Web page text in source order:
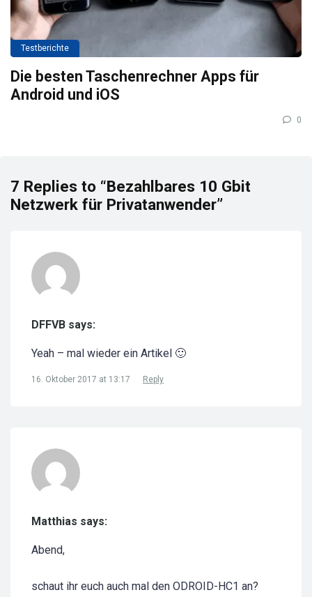
Testberichte
Die besten Taschenrechner Apps für
Android und iOS
0
7 Replies to “Bezahlbares 10 Gbit
Netzwerk für Privatanwender”
DFFVB says:
Yeah – mal wieder ein Artikel 🙂
16. Oktober 2017 at 13:17 Reply
Matthias says:
Abend,
schaut ihr euch auch mal den ODROID-HC1 an?